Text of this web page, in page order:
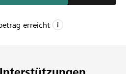
erreicht